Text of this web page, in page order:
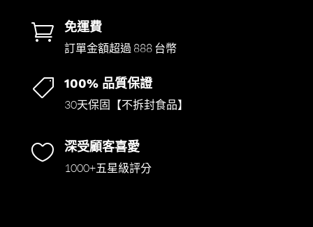
 免運費
訂單金額超過 888 台幣
 100% 品質保證
30天保固【不拆封食品】
 深受顧客喜愛
1000+五星級評分